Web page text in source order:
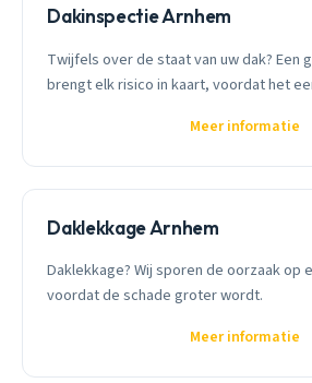
Dakinspectie Arnhem
Twijfels over de staat van uw dak? Een
brengt elk risico in kaart, voordat het
Meer informatie
Daklekkage Arnhem
Daklekkage? Wij sporen de oorzaak op
voordat de schade groter wordt.
Meer informatie